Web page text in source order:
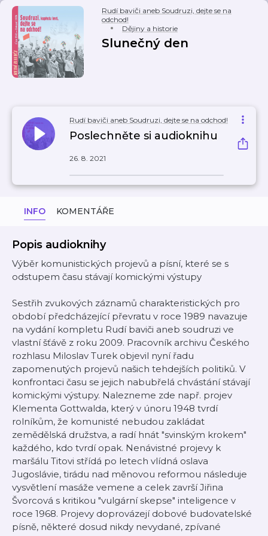
Rudí baviči aneb Soudruzi, dejte se na
odchod!
Dějiny a historie
Slunečný den
Rudí baviči aneb Soudruzi, dejte se na odchod!
Poslechněte si audioknihu
26. 8. 2021
INFO KOMENTÁŘE
Popis audioknihy
Výběr komunistických projevů a písní, které se s
odstupem času stávají komickými výstupy
Sestřih zvukových záznamů charakteristických pro
období předcházející převratu v roce 1989 navazuje
na vydání kompletu Rudí baviči aneb soudruzi ve
vlastní šťávě z roku 2009. Pracovník archivu Českého
rozhlasu Miloslav Turek objevil nyní řadu
zapomenutých projevů našich tehdejších politiků. V
konfrontaci času se jejich nabubřelá chvástání stávají
komickými výstupy. Nalezneme zde např. projev
Klementa Gottwalda, který v únoru 1948 tvrdí
rolníkům, že komunisté nebudou zakládat
zemědělská družstva, a radí hnát "svinským krokem"
každého, kdo tvrdí opak. Nenávistné projevy k
maršálu Titovi střídá po letech vlídná oslava
Jugoslávie, tirádu nad měnovou reformou následuje
vysvětlení masáže vemene a celek završí Jiřina
Švorcová s kritikou "vulgární skepse" inteligence v
roce 1968. Projevy doprovázejí dobové budovatelské
písně, některé dosud nikdy nevydané, zpívané